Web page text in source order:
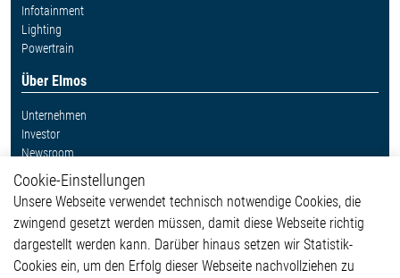
Infotainment
Lighting
Powertrain
Über Elmos
Unternehmen
Investor
Newsroom
Weitere Links
Glossar
Kontakt
Hinweisgeberschutzsystem
Cookie-Einstellungen
Unsere Webseite verwendet technisch notwendige Cookies, die
zwingend gesetzt werden müssen, damit diese Webseite richtig
dargestellt werden kann. Darüber hinaus setzen wir Statistik-
Cookies ein, um den Erfolg dieser Webseite nachvollziehen zu